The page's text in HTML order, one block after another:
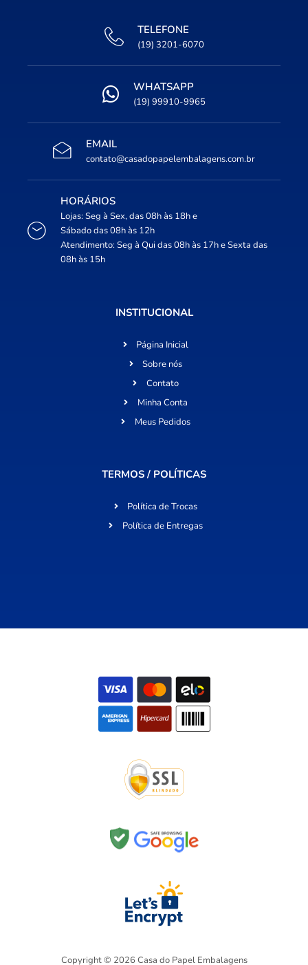
TELEFONE
(19) 3201-6070
WHATSAPP
(19) 99910-9965
EMAIL
contato@casadopapelembalagens.com.br
HORÁRIOS
Lojas: Seg à Sex, das 08h às 18h e
Sábado das 08h às 12h
Atendimento: Seg à Qui das 08h às 17h e Sexta das
08h às 15h
INSTITUCIONAL
Página Inicial
Sobre nós
Contato
Minha Conta
Meus Pedidos
TERMOS / POLÍTICAS
Política de Trocas
Política de Entregas
Copyright © 2026 Casa do Papel Embalagens